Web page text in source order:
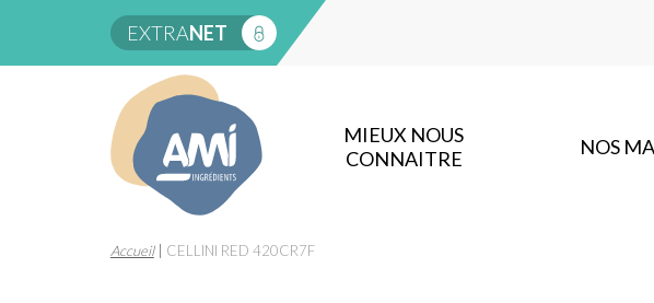
EXTRANET
MIEUX NOUS
CONNAITRE
NOS
Accueil| CELLINI RED 420CR7F